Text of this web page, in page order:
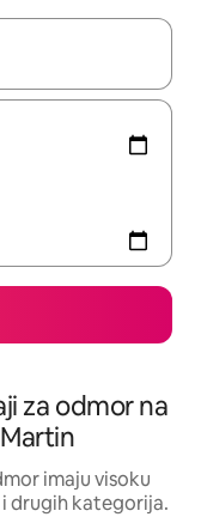
gore i dolje pomoću
za odmor na
imaju visoku
drugih kategorija.